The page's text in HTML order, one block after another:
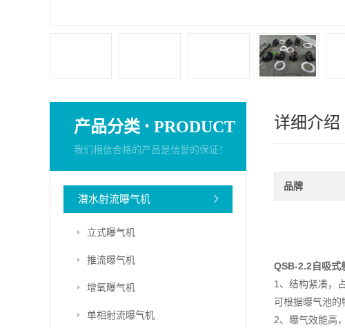
产品分类 · PRODUCT
我们相信合格的产品是信誉的保证！
潜水射流曝气机
立式曝气机
推流曝气机
增氧曝气机
单相射流曝气机
详细介绍
品牌
QSB-2.2自吸式
1、结构紧凑，
可根据曝气池的
2、曝气效能高